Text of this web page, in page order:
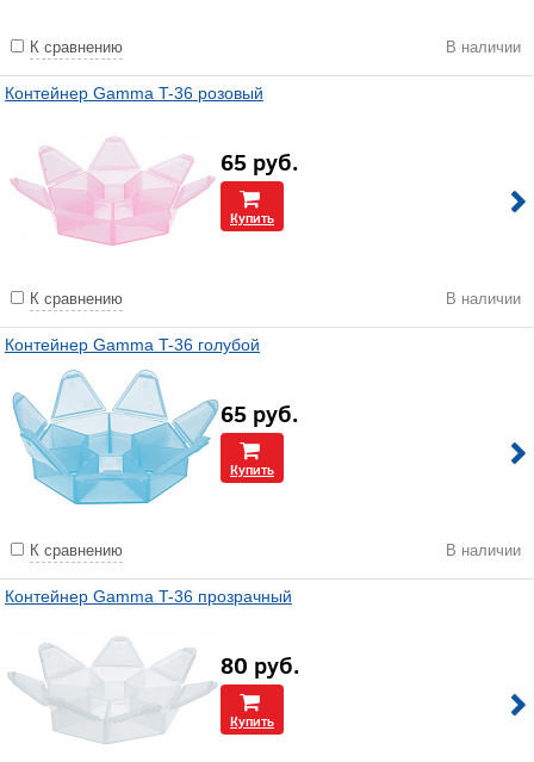
К сравнению В наличии
Контейнер Gamma T-36 розовый
65 руб.
Купить
К сравнению В наличии
Контейнер Gamma T-36 голубой
65 руб.
Купить
К сравнению В наличии
Контейнер Gamma T-36 прозрачный
80 руб.
Купить